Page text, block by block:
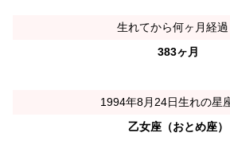
生れてから何ヶ月経過
383ヶ月
1994年8月24日生れの星
乙女座（おとめ座）